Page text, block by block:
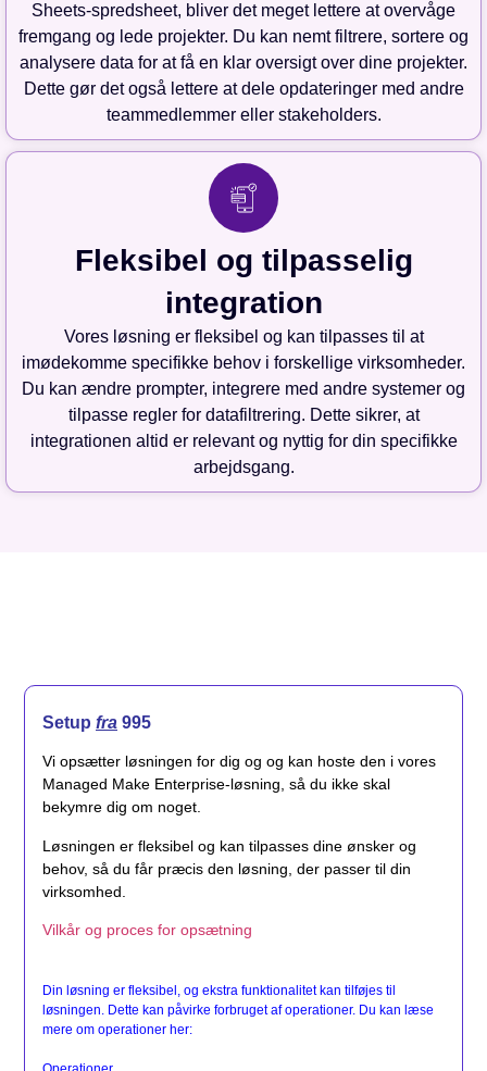
Sheets-spredsheet, bliver det meget lettere at overvåge
fremgang og lede projekter. Du kan nemt filtrere, sortere og
analysere data for at få en klar oversigt over dine projekter.
Dette gør det også lettere at dele opdateringer med andre
teammedlemmer eller stakeholders.
Fleksibel og tilpasselig
integration
Vores løsning er fleksibel og kan tilpasses til at
imødekomme specifikke behov i forskellige virksomheder.
Du kan ændre prompter, integrere med andre systemer og
tilpasse regler for datafiltrering. Dette sikrer, at
integrationen altid er relevant og nyttig for din specifikke
arbejdsgang.
Setup fra 995
Vi opsætter løsningen for dig og og kan hoste den i vores
Managed Make Enterprise-løsning, så du ikke skal
bekymre dig om noget.
Løsningen er fleksibel og kan tilpasses dine ønsker og
behov, så du får præcis den løsning, der passer til din
virksomhed.
Vilkår og proces for opsætning
Din løsning er fleksibel, og ekstra funktionalitet kan tilføjes til
løsningen. Dette kan påvirke forbruget af operationer. Du kan læse
mere om operationer her: